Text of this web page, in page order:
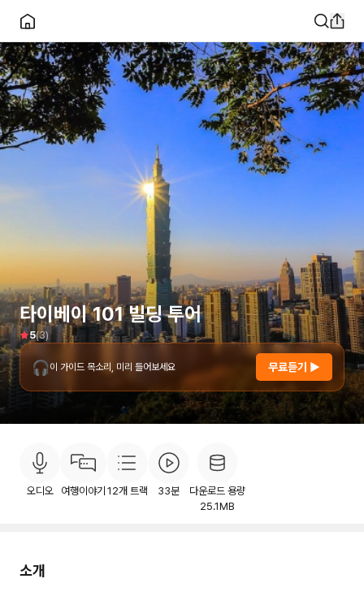
타이베이 101 빌딩 투어
5(3)
🎧이 가이드 목소리, 미리 들어보세요 무료듣기 ▶
오디오 여행이야기 12개 트랙 33분
다운로드 용량
25.1MB
소개